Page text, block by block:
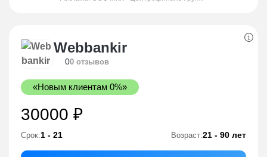
Webbankir
00 отзывов
«Новым клиентам 0%»
30000 ₽
Срок:1 - 21 Возраст:21 - 90 лет